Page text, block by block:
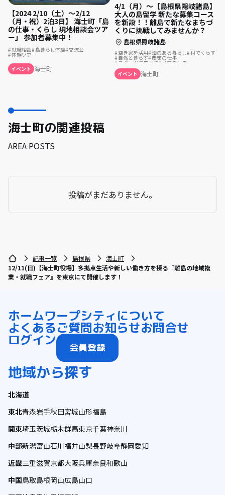
【2024 2/10（土）〜2/12
（月・祝）2泊3日】 海士町「島
の仕事・くらし 現地相談会ツア
ー」 参加者募集中！
就職相談 島暮らし体験 交流会
体験ツアー
イベント 海士町
4/1（月）〜【島根県隠岐諸島】
大人の島留学 新たな募集コース
を新設！！離島で新たなまちづ
くりに挑戦してみませんか？
島根県隠岐諸島
空き家を活用 畑のある暮らし 村でくらす
自然と暮らす 農業の仕事
スポーツで豊かに 林業の仕事
シェアハウスで暮らす
ふるさとで暮らす
イベント 海士町
海士町の関連投稿
AREA POSTS
投稿がまだありません。
記事一覧 島根県
海士町
12/11(日)【海士町役場】多拠点生活や新しい働き方を探る『離島の地域複
業・就職フェア』を東京にて開催します！
ホームワープシティについて
よくあるご質問お知らせお問合せ
ログイン 会員登録
地域から探す
北海道
東北青森岩手秋田宮城山形福島
関東埼玉茨城栃木群馬東京千葉神奈川
中部新潟富山石川福井山梨長野岐阜静岡愛知
近畿三重滋賀京都大阪兵庫奈良和歌山
中国鳥取島根岡山広島山口